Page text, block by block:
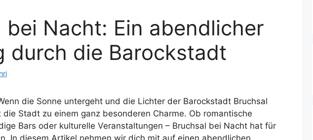
bei Nacht: Ein abendlicher
durch die Barockstadt
die Sonne untergeht und die Lichter der Barockstadt Bruchsal
Stadt zu einem ganz besonderen Charme. Ob romantische
Bars oder kulturelle Veranstaltungen – Bruchsal bei Nacht hat für